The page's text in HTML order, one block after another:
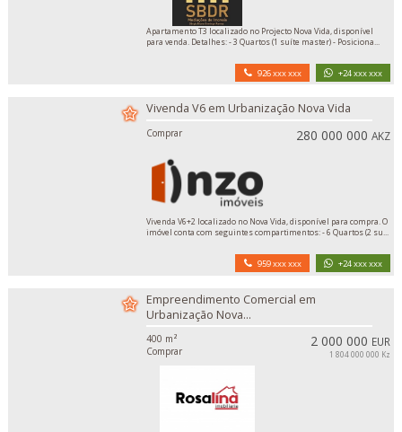
Apartamento T3 localizado no Projecto Nova Vida, disponível
para venda. Detalhes: - 3 Quartos (1 suíte master) - Posiciona...
926 xxx xxx +24 xxx xxx
Vivenda V6 em Urbanização Nova Vida
Comprar 280 000 000AKZ
Vivenda V6+2 localizado no Nova Vida, disponível para compra. O
imóvel conta com seguintes compartimentos: - 6 Quartos (2 su...
959 xxx xxx +24 xxx xxx
Empreendimento Comercial em
Urbanização Nova...
400 m²
Comprar
2 000 000 EUR
1 804 000 000 Kz